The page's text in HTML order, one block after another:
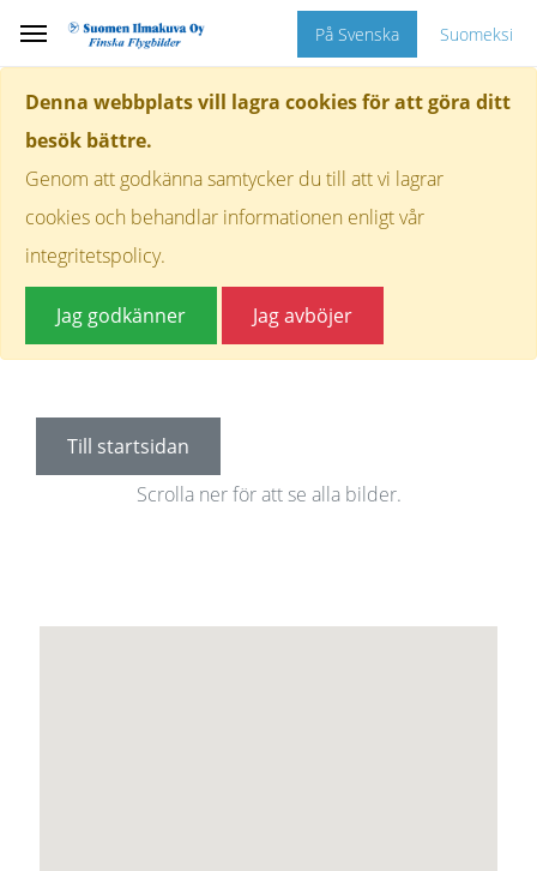
Denna webbplats vill lagra cookies för att göra ditt
besök bättre.
Genom att godkänna samtycker du till att vi lagrar
cookies och behandlar informationen enligt vår
integritetspolicy.
Jag godkänner Jag avböjer
På Svenska Suomeksi
Till startsidan
Scrolla ner för att se alla bilder.